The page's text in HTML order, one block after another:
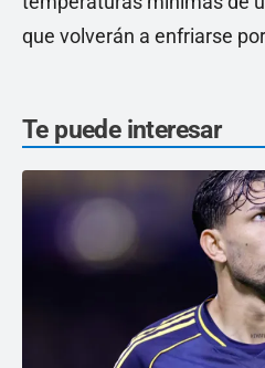
que volverán a enfriarse
Te puede interesar